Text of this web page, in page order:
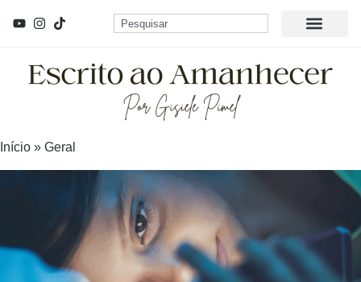
Início » Geral